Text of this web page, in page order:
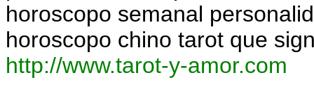
horoscopo semanal
horoscopo chino tarot que
http://www.tarot-y-amor.com